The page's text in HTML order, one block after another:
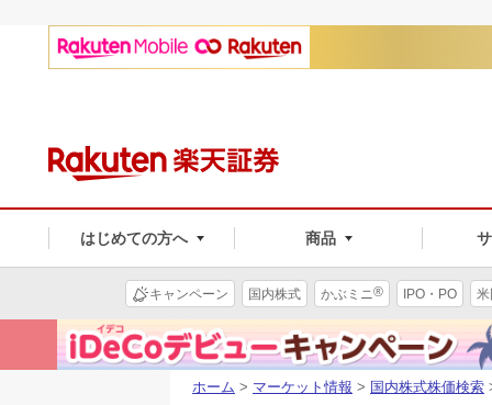
はじめての方へ 商品
キャンペーン 国内株式 かぶミニ® IPO・PO
ホーム > マーケット情報 > 国内株式株価検索